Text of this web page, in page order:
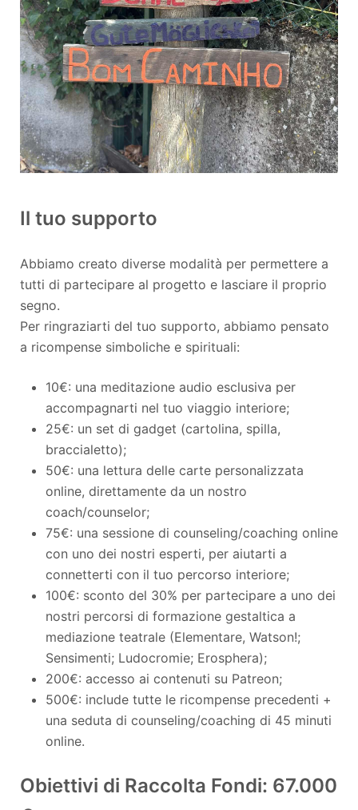
Il tuo supporto
Abbiamo creato diverse modalità per permettere a
tutti di partecipare al progetto e lasciare il proprio
segno.
Per ringraziarti del tuo supporto, abbiamo pensato
a ricompense simboliche e spirituali:
10€: una meditazione audio esclusiva per
accompagnarti nel tuo viaggio interiore;
25€: un set di gadget (cartolina, spilla,
braccialetto);
50€: una lettura delle carte personalizzata
online, direttamente da un nostro
coach/counselor;
75€: una sessione di counseling/coaching online
con uno dei nostri esperti, per aiutarti a
connetterti con il tuo percorso interiore;
100€: sconto del 30% per partecipare a uno dei
nostri percorsi di formazione gestaltica a
mediazione teatrale (Elementare, Watson!;
Sensimenti; Ludocromie; Erosphera);
200€: accesso ai contenuti su Patreon;
500€: include tutte le ricompense precedenti +
una seduta di counseling/coaching di 45 minuti
online.
Obiettivi di Raccolta Fondi: 67.000